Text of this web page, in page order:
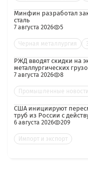
Минфин разработал
сталь
7 августа 2026 5
Черная металлургия
РЖД вводят скидки на
металлургических
7 августа 2026 8
Промышленные новости
США инициируют
труб из России с
6 августа 2026 209
Импорт и экспорт